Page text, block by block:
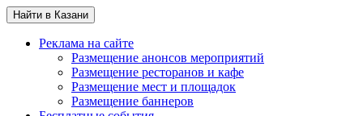
Найти в Казани
Реклама на сайте
Размещение анонсов мероприятий
Размещение ресторанов и кафе
Размещение мест и площадок
Размещение баннеров